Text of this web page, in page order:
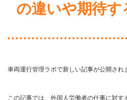
の違いや期待
車両運行管理ラボで新しい記事が公開され
この記事では、外国人労働者の仕事に対